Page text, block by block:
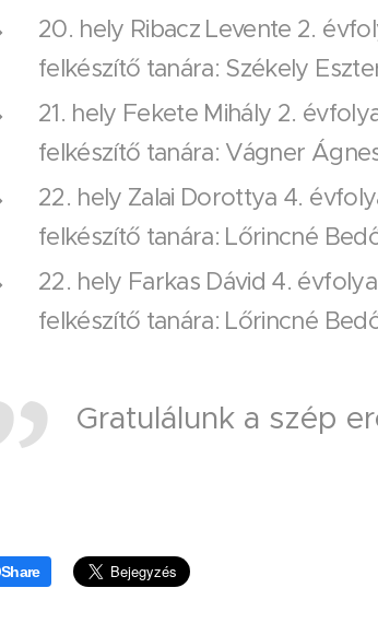
20. hely Ribacz Levente 2.
felkészítő tanára: Székely
21. hely Fekete Mihály 2.
felkészítő tanára: Vágner
22. hely Zalai Dorottya 4.
felkészítő tanára: Lőrincné
22. hely Farkas Dávid 4.
felkészítő tanára: Lőrincné
Gratulálunk a szép
Share